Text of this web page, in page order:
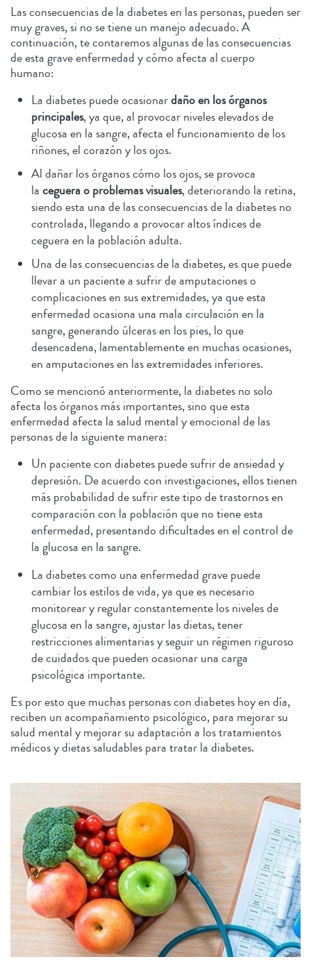
Las consecuencias de la diabetes en las personas, pueden ser
muy graves, si no se tiene un manejo adecuado. A
continuación, te contaremos algunas de las consecuencias
de esta grave enfermedad y cómo afecta al cuerpo
humano:
La diabetes puede ocasionardaño en los órganos
principales, ya que, al provocar niveles elevados de
glucosa en la sangre, afecta el funcionamiento de los
riñones, el corazón y los ojos.
Al dañar los órganos cómo los ojos, se provoca
laceguera o problemas visuales, deteriorando la retina,
siendo esta una de las consecuencias de la diabetes no
controlada, llegando a provocar altos índices de
ceguera en la población adulta.
Una de las consecuencias de la diabetes, es que puede
llevar a un paciente a sufrir de amputaciones o
complicaciones en sus extremidades, ya que esta
enfermedad ocasiona una mala circulación en la
sangre, generando úlceras en los pies, lo que
desencadena, lamentablemente en muchas ocasiones,
en amputaciones en las extremidades inferiores.
Como se mencionó anteriormente, la diabetes no solo
afecta los órganos más importantes, sino que esta
enfermedad afecta la salud mental y emocional de las
personas de la siguiente manera:
Un paciente con diabetes puede sufrir de ansiedad y
depresión. De acuerdo con investigaciones, ellos tienen
más probabilidad de sufrir este tipo de trastornos en
comparación con la población que no tiene esta
enfermedad, presentando dificultades en el control de
la glucosa en la sangre.
La diabetes como una enfermedad grave puede
cambiar los estilos de vida, ya que es necesario
monitorear y regular constantemente los niveles de
glucosa en la sangre, ajustar las dietas, tener
restricciones alimentarias y seguir un régimen riguroso
de cuidados que pueden ocasionar una carga
psicológica importante.
Es por esto que muchas personas con diabetes hoy en día,
reciben un acompañamiento psicológico, para mejorar su
salud mental y mejorar su adaptación a los tratamientos
médicos y dietas saludables para tratar la diabetes.